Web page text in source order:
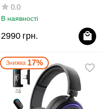
0.0
В наявності
2990 грн.
Знижка 17%